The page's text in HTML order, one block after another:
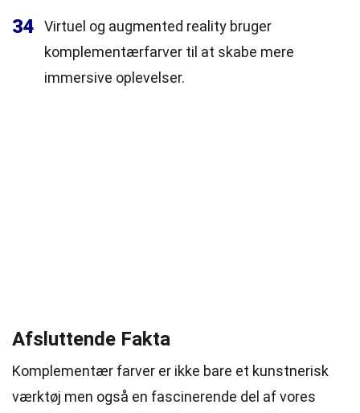
34
Virtuel og augmented reality bruger
komplementærfarver til at skabe mere
immersive oplevelser.
Afsluttende Fakta
Komplementær farver er ikke bare et kunstnerisk
værktøj men også en fascinerende del af vores